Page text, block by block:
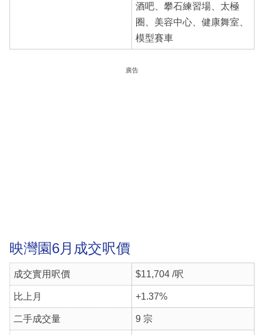
酒吧、攀石練習場、太極
圈、美容中心、健康舞室、
模型賽車
廣告
映灣園6月成交呎價
成交實用呎價 $11,704 /呎
比上月 +1.37%
二手成交量 9 宗